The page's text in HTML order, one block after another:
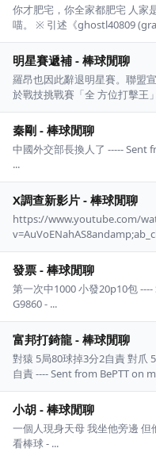
你才肥宅，你全家都肥宅 人家是肥貓： https://i.imgur.com/lTcxSO8.jpg
喵。 ※ 引述《ghostl40809 (gracias)》之銘言： : 有些颱風前一晚海上 :
明星賽遞補 - 棒球閒聊
羅昂也因此辭退明星賽。聯盟
於戰技挑戰賽「全 方位打擊王」由
信兄弟內野手岳東華因踝關節
明星賽。 拿莫進了XDDDD ---- Sent from BePTT on my Samsung SM-S9
...
秦剛 - 棒球閒聊
中國外交部長換人了 ----- Sent from JPTT on my Samsung SM-G781B. -
...
X調查新影片 - 棒球閒聊
https://www.youtube.com/
高雄鼓山區欸，但我沒聽過這
沒有印象吧 ---- Sent from
發票 - 棒球閒聊
第一次中1000 小發20p10包 ---- Sent from BePTT on my Samsung SM-
G9860 - ...
富邦打錡龍 - 棒球閒聊
對猿 5局80球掉3分2自責 對爪
小胡 - 棒球閒聊
一個人現身天母 我坐他旁邊 但他看起來心情不好 剛剛小聊說他最近喜歡
看棒球 - ...